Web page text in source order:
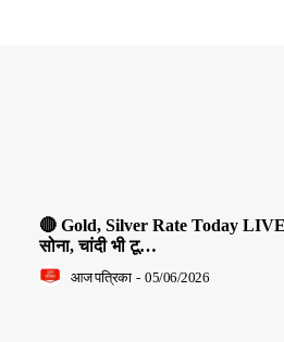
🔴 Gold, Silver Rate Today
सोना, चांदी भी टू…
आज पत्रिका - 05/06/2026